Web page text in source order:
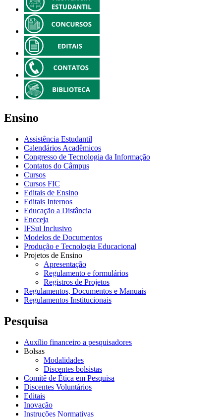
Ensino
Assistência Estudantil
Calendários Acadêmicos
Congresso de Tecnologia da Informação
Contatos do Câmpus
Cursos
Cursos FIC
Editais de Ensino
Editais Internos
Educação a Distância
Encceja
IFSul Inclusivo
Modelos de Documentos
Produção e Tecnologia Educacional
Projetos de Ensino
Apresentação
Regulamento e formulários
Registros de Projetos
Regulamentos, Documentos e Manuais
Regulamentos Institucionais
Pesquisa
Auxílio financeiro a pesquisadores
Bolsas
Modalidades
Discentes bolsistas
Comitê de Ética em Pesquisa
Discentes Voluntários
Editais
Inovação
Instruções Normativas